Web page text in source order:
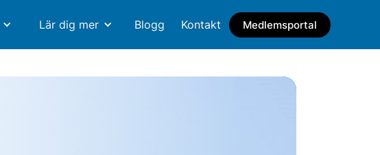
Lär dig mer Blogg Kontakt Medlemsportal